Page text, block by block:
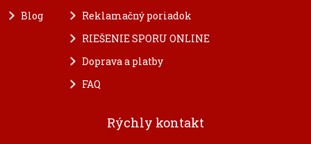
Blog
Reklamačný poriadok
RIEŠENIE SPORU ONLINE
Doprava a platby
FAQ
Rýchly kontakt